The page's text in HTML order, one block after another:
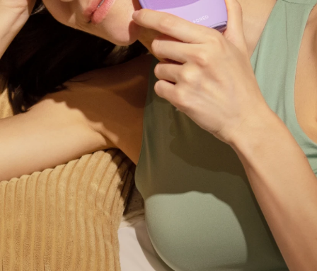
我的設備
我的訂單
我的地址
我的訂閱
FAQ™ Pure Beauty-Tech Elixir
issa™ Teeth Whitening Set
FAQ™ Dual LED Panel
熱門產品
English Deutsch
Español
Français
Italiano
Português
Svenska
Русский
Türkçe
简体中文 繁體中文
發貨國家
美國 10/08/2026
英國 預計送達日期 09/08/2026
西班牙 09/08/2026